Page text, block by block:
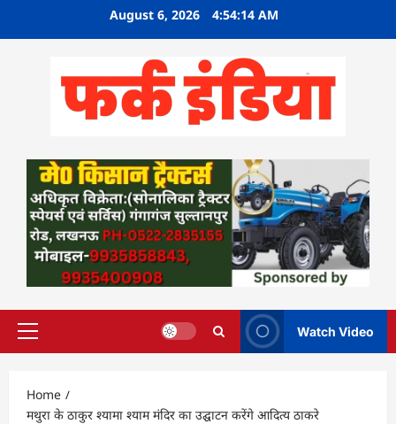
August 6, 2026 4:54:15 AM
Primary
Watch Video
Home
मथुरा के ठाकुर श्यामा श्याम मंदिर का उद्घाटन करेंगे आदित्य ठाकरे